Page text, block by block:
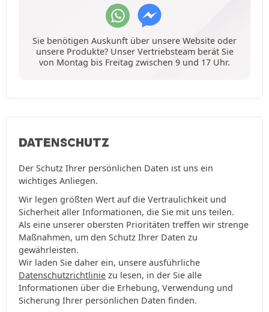
Sie benötigen Auskunft über unsere Website oder
unsere Produkte? Unser Vertriebsteam berät Sie
von Montag bis Freitag zwischen 9 und 17 Uhr.
DATENSCHUTZ
Der Schutz Ihrer persönlichen Daten ist uns ein
wichtiges Anliegen.
Wir legen größten Wert auf die Vertraulichkeit und
Sicherheit aller Informationen, die Sie mit uns teilen.
Als eine unserer obersten Prioritäten treffen wir strenge
Maßnahmen, um den Schutz Ihrer Daten zu
gewährleisten.
Wir laden Sie daher ein, unsere ausführliche
Datenschutzrichtlinie zu lesen, in der Sie alle
Informationen über die Erhebung, Verwendung und
Sicherung Ihrer persönlichen Daten finden.